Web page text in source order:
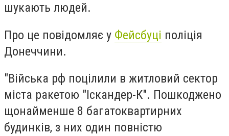
шукають людей.
Про це повідомляє у Фейсбуці поліція
Донеччини.
"Війська рф поцілили в житловий сектор
міста ракетою "Іскандер-К". Пошкоджено
щонайменше 8 багатоквартирних
будинків, з них один повністю